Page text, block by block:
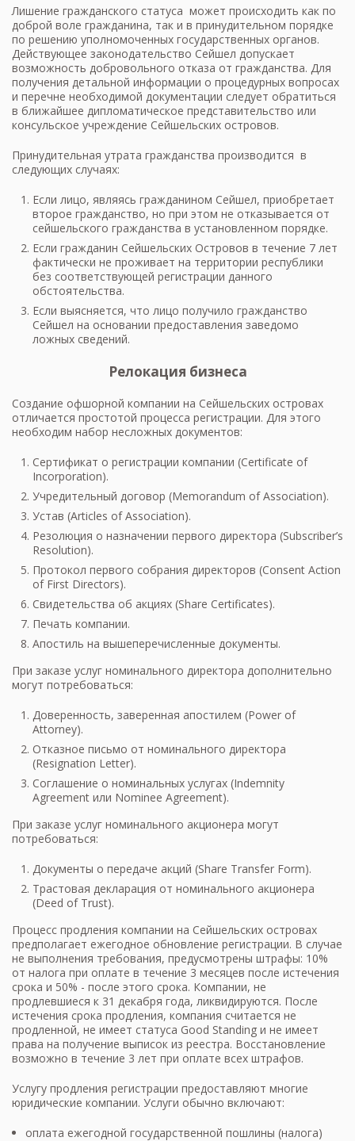
Лишение гражданского статуса может происходить как по
доброй воле гражданина, так и в принудительном порядке
по решению уполномоченных государственных органов.
Действующее законодательство Сейшел допускает
возможность добровольного отказа от гражданства. Для
получения детальной информации о процедурных вопросах
и перечне необходимой документации следует обратиться
в ближайшее дипломатическое представительство или
консульское учреждение Сейшельских островов.
Принудительная утрата гражданства производится в
следующих случаях:
Если лицо, являясь гражданином Сейшел, приобретает
второе гражданство, но при этом не отказывается от
сейшельского гражданства в установленном порядке.
Если гражданин Сейшельских Островов в течение 7 лет
фактически не проживает на территории республики
без соответствующей регистрации данного
обстоятельства.
Если выясняется, что лицо получило гражданство
Сейшел на основании предоставления заведомо
ложных сведений.
Релокация бизнеса
Создание офшорной компании на Сейшельских островах
отличается простотой процесса регистрации. Для этого
необходим набор несложных документов:
Сертификат о регистрации компании (Certificate of
Incorporation).
Учредительный договор (Memorandum of Association).
Устав (Articles of Association).
Резолюция о назначении первого директора (Subscriber’s
Resolution).
Протокол первого собрания директоров (Consent Action
of First Directors).
Свидетельства об акциях (Share Certificates).
Печать компании.
Апостиль на вышеперечисленные документы.
При заказе услуг номинального директора дополнительно
могут потребоваться:
Доверенность, заверенная апостилем (Power of
Attorney).
Отказное письмо от номинального директора
(Resignation Letter).
Соглашение о номинальных услугах (Indemnity
Agreement или Nominee Agreement).
При заказе услуг номинального акционера могут
потребоваться:
Документы о передаче акций (Share Transfer Form).
Трастовая декларация от номинального акционера
(Deed of Trust).
Процесс продления компании на Сейшельских островах
предполагает ежегодное обновление регистрации. В случае
не выполнения требования, предусмотрены штрафы: 10%
от налога при оплате в течение 3 месяцев после истечения
срока и 50% - после этого срока. Компании, не
продлевшиеся к 31 декабря года, ликвидируются. После
истечения срока продления, компания считается не
продленной, не имеет статуса Good Standing и не имеет
права на получение выписок из реестра. Восстановление
возможно в течение 3 лет при оплате всех штрафов.
Услугу продления регистрации предоставляют многие
юридические компании. Услуги обычно включают:
оплата ежегодной государственной пошлины (налога)